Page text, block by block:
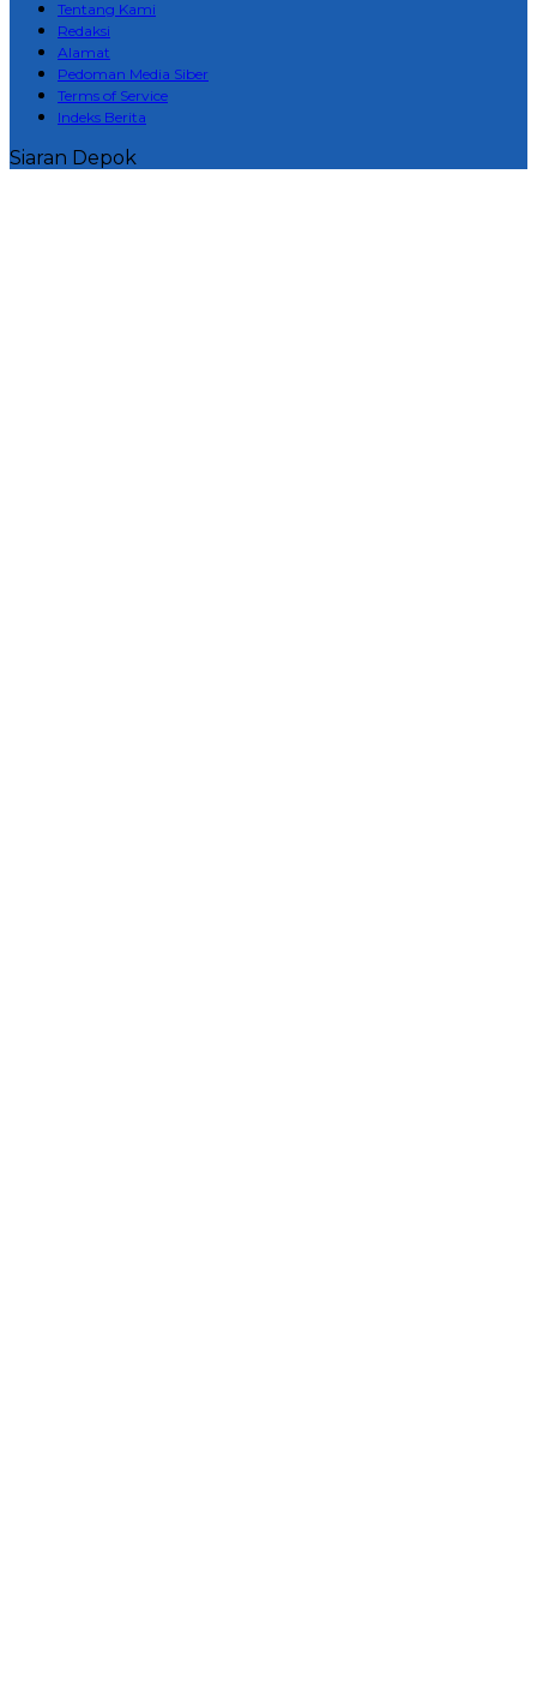
Tentang Kami
Redaksi
Alamat
Pedoman Media Siber
Terms of Service
Indeks Berita
Siaran Depok